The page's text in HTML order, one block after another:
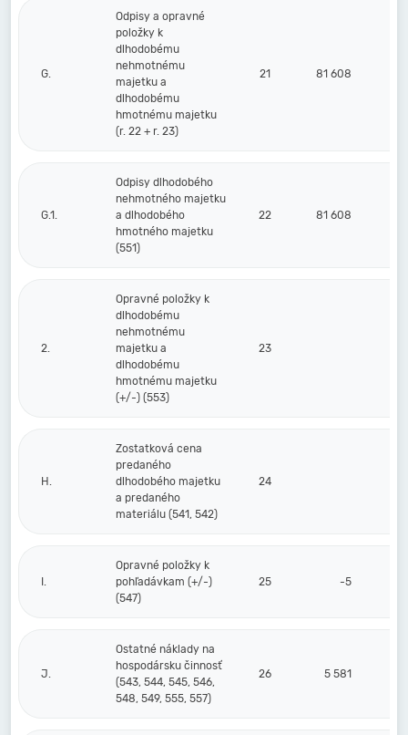
G.
Odpisy a opravné
položky k
dlhodobému
nehmotnému
majetku a
dlhodobému
hmotnému majetku
(r. 22 + r. 23)
21 81 608
G.1.
Odpisy dlhodobého
nehmotného majetku
a dlhodobého
hmotného majetku
(551)
22 81 608
2.
Opravné položky k
dlhodobému
nehmotnému
majetku a
dlhodobému
hmotnému majetku
(+/-) (553)
23
H.
Zostatková cena
predaného
dlhodobého majetku
a predaného
materiálu (541, 542)
24
I.
Opravné položky k
pohľadávkam (+/-)
(547)
25 -5
J.
Ostatné náklady na
hospodársku činnosť
(543, 544, 545, 546,
548, 549, 555, 557)
26 5 581